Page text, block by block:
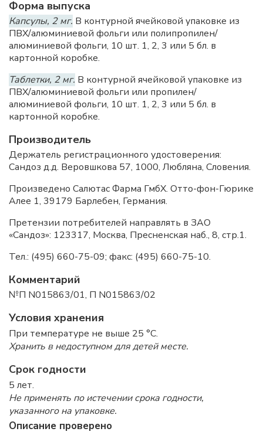
Форма выпуска
Капсулы, 2 мг. В контурной ячейковой упаковке из
ПВХ/алюминиевой фольги или полипропилен/
алюминиевой фольги, 10 шт. 1, 2, 3 или 5 бл. в
картонной коробке.
Таблетки, 2 мг. В контурной ячейковой упаковке из
ПВХ/алюминиевой фольги или пропилен/
алюминиевой фольги, 10 шт. 1, 2, 3 или 5 бл. в
картонной коробке.
Производитель
Держатель регистрационного удостоверения:
Сандоз д.д. Веровшкова 57, 1000, Любляна, Словения.
Произведено Салютас Фарма ГмбХ. Отто-фон-Гюрике
Алее 1, 39179 Барлебен, Германия.
Претензии потребителей направлять в ЗАО
«Сандоз»: 123317, Москва, Пресненская наб., 8, стр.1.
Тел.: (495) 660-75-09; факс: (495) 660-75-10.
Комментарий
№П N015863/01, П N015863/02
Условия хранения
При температуре не выше 25 °C.
Хранить в недоступном для детей месте.
Срок годности
5 лет.
Не применять по истечении срока годности,
указанного на упаковке.
Описание проверено